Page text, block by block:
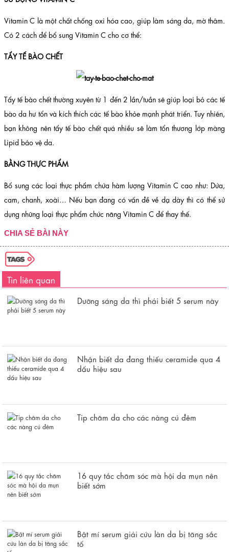
Vitamin C là một chất chống oxi hóa cao, giúp làm sáng da, mờ thâm.
Có 2 cách để bổ sung Vitamin C cho cơ thể:
TẨY TẾ BÀO CHẾT
Tẩy tế bào chết thường xuyên từ 1 đến 2 lần/tuần sẽ giúp loại bỏ các tế
bào da hư tổn và kích thích các tế bào khỏe mạnh phát triển. Tuy nhiên,
bạn không nên tẩy tế bào chết quá nhiều sẽ làm tổn thương lớp màng
Lipid bảo vệ da.
BẰNG THỰC PHẨM
Bổ sung các loại thực phẩm chứa hàm lượng Vitamin C cao như: Dứa,
cam, chanh, xoài… Nếu bạn đang có vấn đề về dạ dày thì có thể sử
dụng những loại thực phẩm chức năng Vitamin C để thay thế.
CHIA SẺ BÀI NÀY
Tin liên quan
Dưỡng sáng da thì phải biết 5 serum này
Nhận biết da đang thiếu ceramide qua 4
dấu hiệu sau
Tip chăm da cho các nàng cú đêm
16 quy tắc chăm sóc mà hội da mụn nên
biết sớm
Bật mí serum giải cứu làn da bị tăng sắc
tố